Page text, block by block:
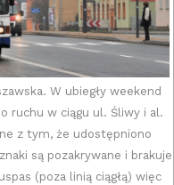
W ubiegły weekend
ruchu w ciągu ul. Śliwy i al.
z tym, że udostępniono
są pozakrywane i brakuje
(poza linią ciągłą) więc